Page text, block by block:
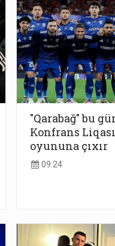
"Qarabağ" bu
Konfrans
oyununa çıxır
09:24